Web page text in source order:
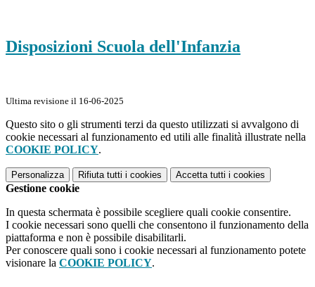
Disposizioni Scuola dell'Infanzia
Ultima revisione il 16-06-2025
Questo sito o gli strumenti terzi da questo utilizzati si avvalgono di
cookie necessari al funzionamento ed utili alle finalità illustrate nella
COOKIE POLICY.
Personalizza Rifiuta tutti i cookies Accetta tutti i cookies
Gestione cookie
In questa schermata è possibile scegliere quali cookie consentire.
I cookie necessari sono quelli che consentono il funzionamento della
piattaforma e non è possibile disabilitarli.
Per conoscere quali sono i cookie necessari al funzionamento potete
visionare la COOKIE POLICY.